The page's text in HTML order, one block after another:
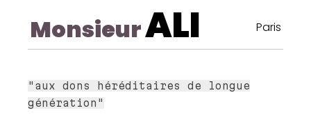
MonsieurALI Paris
"aux dons héréditaires de longue
génération"